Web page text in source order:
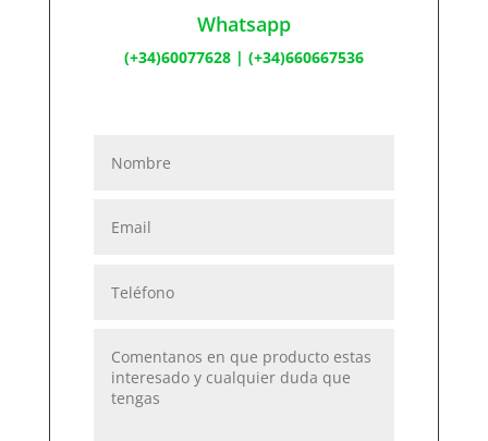
Whatsapp
(+34)60077628| (+34)660667536